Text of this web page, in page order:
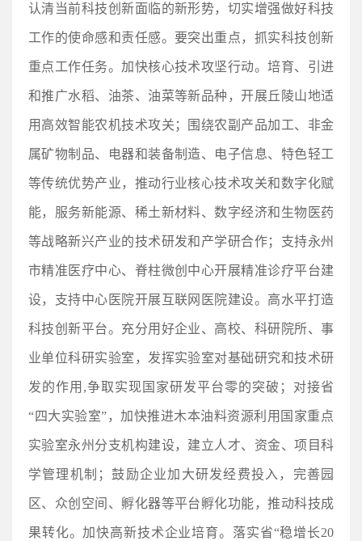
认清当前科技创新面临的新形势，切实增强做好科技
工作的使命感和责任感。要突出重点，抓实科技创新
重点工作任务。加快核心技术攻坚行动。培育、引进
和推广水稻、油茶、油菜等新品种，开展丘陵山地适
用高效智能农机技术攻关；围绕农副产品加工、非金
属矿物制品、电器和装备制造、电子信息、特色轻工
等传统优势产业，推动行业核心技术攻关和数字化赋
能，服务新能源、稀土新材料、数字经济和生物医药
等战略新兴产业的技术研发和产学研合作；支持永州
市精准医疗中心、脊柱微创中心开展精准诊疗平台建
设，支持中心医院开展互联网医院建设。高水平打造
科技创新平台。充分用好企业、高校、科研院所、事
业单位科研实验室，发挥实验室对基础研究和技术研
发的作用,争取实现国家研发平台零的突破；对接省
“四大实验室”，加快推进木本油料资源利用国家重点
实验室永州分支机构建设，建立人才、资金、项目科
学管理机制；鼓励企业加大研发经费投入，完善园
区、众创空间、孵化器等平台孵化功能，推动科技成
果转化。加快高新技术企业培育。落实省“稳增长20